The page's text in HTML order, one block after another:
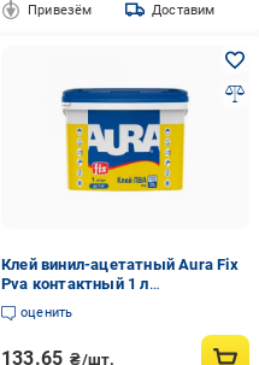
Привезём Доставим
Клей винил-ацетатный Aura Fix
Pva контактный 1 л
(2571782572)
оценить
133.65 ₴/шт.